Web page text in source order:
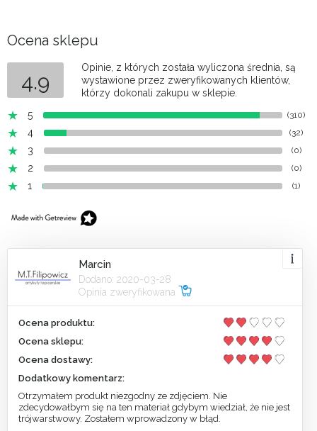
Ocena sklepu
4.9
Opinie, z których została wyliczona średnia, są
wystawione przez zweryfikowanych klientów,
którzy dokonali zakupu w sklepie.
5
(310)
4 (32)
3 (0)
2 (0)
1 (1)
Marcin
Dodano: 2020-03-28
Opinia zweryfikowana
Ocena produktu:
Ocena sklepu:
Ocena dostawy:
Dodatkowy komentarz:
Otrzymałem produkt niezgodny ze zdjęciem. Nie
zdecydowałbym się na ten materiał gdybym wiedział, że nie jest
trójwarstwowy. Zostałem wprowadzony w błąd.